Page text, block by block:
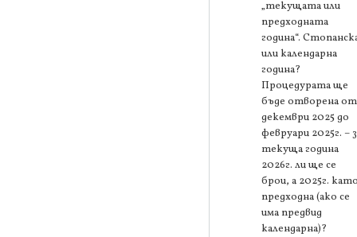
„текущата или
предходната
година“.
или календарна
година?
Процедурата ще
бъде отворена от
декември 2025 до
февруари 2025г. –
текуща година
2026г. ли ще се
брои, а 2025г.
предходна (ако се
има предвид
календарна)?